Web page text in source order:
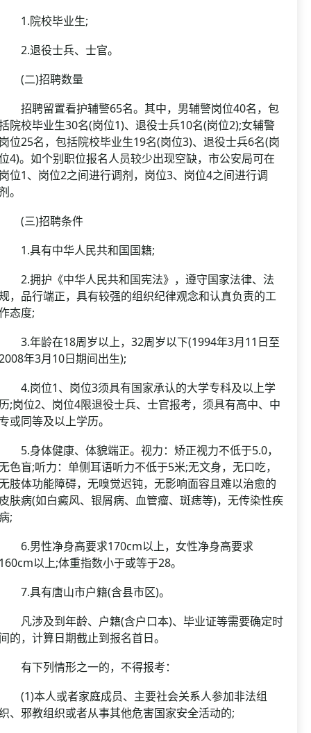
院校毕业生;
退役士兵、士官。
二)招聘数量
聘留置看护辅警65名。其中，男辅警岗位40名，包
院校毕业生30名(岗位1)、退役士兵10名(岗位2);女辅警
位25名，包括院校毕业生19名(岗位3)、退役士兵6名(岗
4)。如个别职位报名人员较少出现空缺，市公安局可在
位1、岗位2之间进行调剂，岗位3、岗位4之间进行调
。
三)招聘条件
具有中华人民共和国国籍;
拥护《中华人民共和国宪法》，遵守国家法律、法
，品行端正，具有较强的组织纪律观念和认真负责的工
态度;
年龄在18周岁以上，32周岁以下(1994年3月11日至
年3月10日期间出生);
岗位1、岗位3须具有国家承认的大学专科及以上学
;岗位2、岗位4限退役士兵、士官报考，须具有高中、中
或同等及以上学历。
身体健康、体貌端正。视力：矫正视力不低于5.0，
色盲;听力：单侧耳语听力不低于5米;无文身，无口吃，
肢体功能障碍，无嗅觉迟钝，无影响面容且难以治愈的
肤病(如白癜风、银屑病、血管瘤、斑痣等)，无传染性疾
;
男性净身高要求170cm以上，女性净身高要求
以上;体重指数小于或等于28。
具有唐山市户籍(含县市区)。
涉及到年龄、户籍(含户口本)、毕业证等需要确定时
的，计算日期截止到报名首日。
下列情形之一的，不得报考：
本人或者家庭成员、主要社会关系人参加非法组
、邪教组织或者从事其他危害国家安全活动的;